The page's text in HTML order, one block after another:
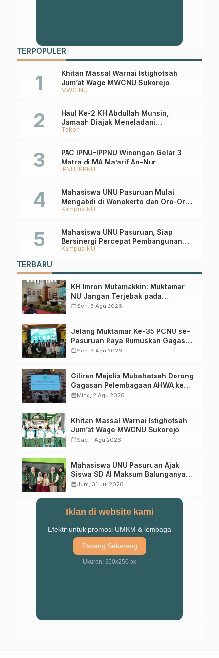
TERPOPULER
MWC NU
Khitan Massal Warnai Istighotsah
Jum’at Wage MWCNU Sukorejo
Tokoh
Haul Ke-2 KH Abdullah Muhsin,
Jamaah Diajak Meneladani
Keistiqamahan
IPNU IPPNU
PAC IPNU-IPPNU Winongan Gelar 3
Matra di MA Ma’arif An-Nur
Kampus NU
Mahasiswa UNU Pasuruan Mulai
Mengabdi di Wonokerto dan Oro-Oro
Ombo Wetan Berikut Programnya
Kampus NU
Mahasiswa UNU Pasuruan, Siap
Bersinergi Percepat Pembangunan
Desa Toyaning
TERBARU
KH Imron Mutamakkin: Muktamar
NU Jangan Terjebak pada
Perebutan Kursi Ketua Umum
calendar_monthSen, 3 Agu 2026
Jelang Muktamar Ke-35 PCNU se-
Pasuruan Raya Rumuskan Gagasan
Transformasi Gerakan NU Menuju
calendar_monthSen, 3 Agu 2026
Giliran Majelis Mubahatsah Dorong
Gagasan Pelembagaan AHWA ke
Forum Muktamar Mendatang
calendar_monthMing, 2 Agu 2026
Khitan Massal Warnai Istighotsah
Jum’at Wage MWCNU Sukorejo
calendar_monthSab, 1 Agu 2026
Mahasiswa UNU Pasuruan Ajak
Siswa SD Al Maksum Balunganyar
Kuasai Penjumlahan Bersusun
calendar_monthJum, 31 Jul 2026
Iklan di website kami
Efektif untuk promosi UMKM & lembaga
Pasang Sekarang
Ukuran: 300x250 px